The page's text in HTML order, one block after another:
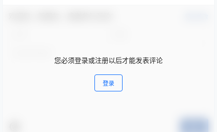
您必须登录或注册以后才能发表评论
登录